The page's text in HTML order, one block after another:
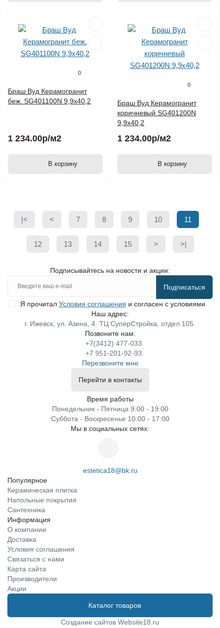
0
Браш Вуд Керамогранит
беж. SG401100N 9,9х40,2
1 234.00р/м2
В корзину
0
Браш Вуд Керамогранит
коричневый SG401200N
9,9х40,2
1 234.00р/м2
В корзину
|< < 7 8 9 10 11
12 13 14 15 > >|
Подписывайтесь на новости и акции:
Подписаться
Я прочитал Условия соглашения и согласен с условиями
Наш адрес:
г. Ижевск, ул. Азина, 4. ТЦ СуперСтройка, отдел 105.
Позвоните нам:
+7(3412) 477-033
+7 951-201-92-93
Перезвоните мне
Перейти в контакты
Время работы
Понедельник - Пятница 9:00 - 19:00
Суббота - Воскресенье 10:00 - 17:00
Мы в социальных сетях:
estetica18@bk.ru
Популярное
Керамическая плитка
Напольные покрытия
Сантехника
Информация
О компании
Доставка
Условия соглашения
Связаться с нами
Карта сайта
Производители
Акции
Каталог товаров
Создание сайтов Website18.ru